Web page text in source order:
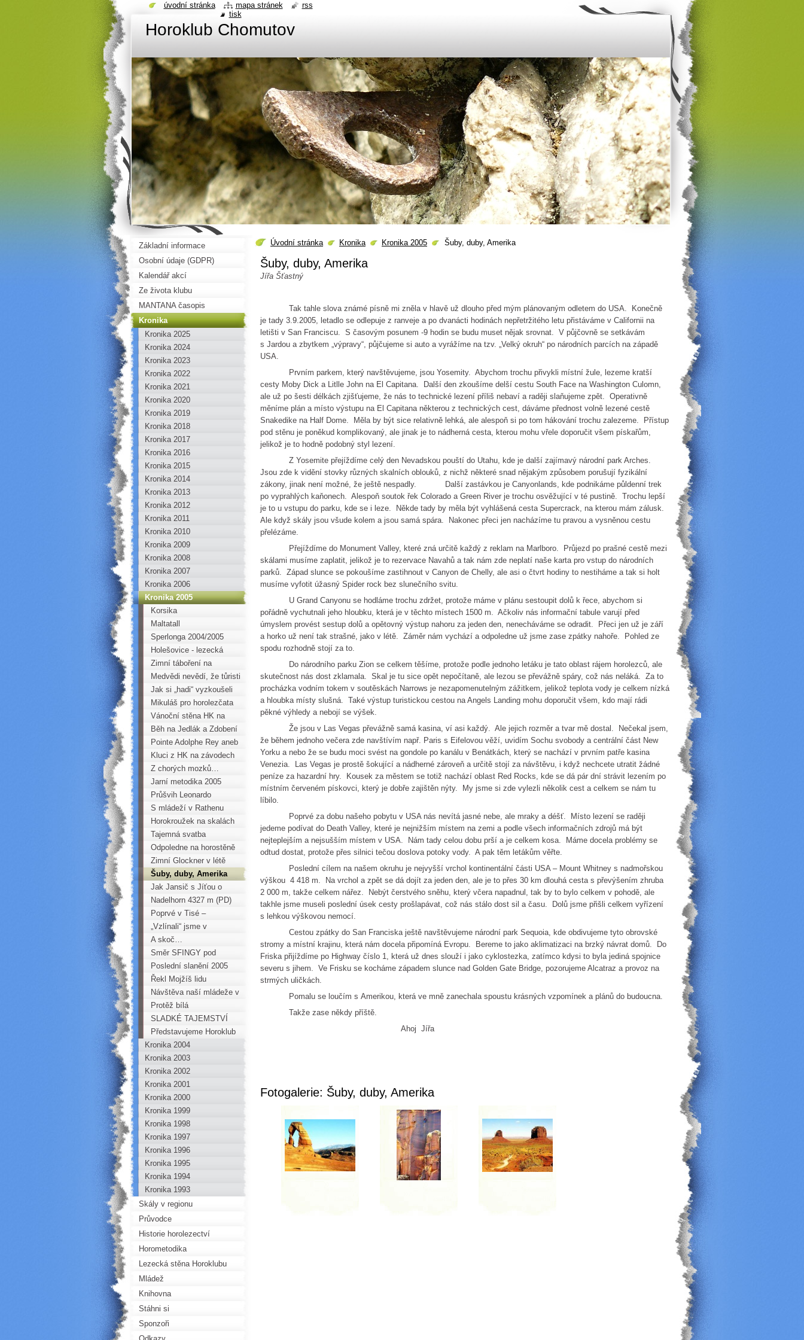
Horoklub Chomutov
Úvodní stránka Kronika Kronika 2005 Šuby, duby, Amerika
Šuby, duby, Amerika
Jířa Šťastný
Tak tahle slova známé písně mi zněla v hlavě už dlouho před mým plánovaným odletem do USA. Konečně
je tady 3.9.2005, letadlo se odlepuje z ranveje a po dvanácti hodinách nepřetržitého letu přistáváme v Californii na
letišti v San Franciscu. S časovým posunem -9 hodin se budu muset nějak srovnat. V půjčovně se setkávám
s Jardou a zbytkem „výpravy“, půjčujeme si auto a vyrážíme na tzv. „Velký okruh“ po národních parcích na západě
USA.
Prvním parkem, který navštěvujeme, jsou Yosemity. Abychom trochu přivykli místní žule, lezeme kratší
cesty Moby Dick a Litlle John na El Capitana. Další den zkoušíme delší cestu South Face na Washington Culomn,
ale už po šesti délkách zjišťujeme, že nás to technické lezení příliš nebaví a raději slaňujeme zpět. Operativně
měníme plán a místo výstupu na El Capitana některou z technických cest, dáváme přednost volně lezené cestě
Snakedike na Half Dome. Měla by být sice relativně lehká, ale alespoň si po tom hákování trochu zalezeme. Přístup
pod stěnu je poněkud komplikovaný, ale jinak je to nádherná cesta, kterou mohu vřele doporučit všem pískařům,
jelikož je to hodně podobný styl lezení.
Z Yosemite přejíždíme celý den Nevadskou pouští do Utahu, kde je další zajímavý národní park Arches.
Jsou zde k vidění stovky různých skalních oblouků, z nichž některé snad nějakým způsobem porušují fyzikální
zákony, jinak není možné, že ještě nespadly. Další zastávkou je Canyonlands, kde podnikáme půldenní trek
po vyprahlých kaňonech. Alespoň soutok řek Colorado a Green River je trochu osvěžující v té pustině. Trochu lepší
je to u vstupu do parku, kde se i leze. Někde tady by měla být vyhlášená cesta Supercrack, na kterou mám zálusk.
Ale když skály jsou všude kolem a jsou samá spára. Nakonec přeci jen nacházíme tu pravou a vysněnou cestu
přelézáme.
Přejíždíme do Monument Valley, které zná určitě každý z reklam na Marlboro. Průjezd po prašné cestě mezi
skálami musíme zaplatit, jelikož je to rezervace Navahů a tak nám zde neplatí naše karta pro vstup do národních
parků. Západ slunce se pokoušíme zastihnout v Canyon de Chelly, ale asi o čtvrt hodiny to nestiháme a tak si holt
musíme vyfotit úžasný Spider rock bez slunečního svitu.
U Grand Canyonu se hodláme trochu zdržet, protože máme v plánu sestoupit dolů k řece, abychom si
pořádně vychutnali jeho hloubku, která je v těchto místech 1500 m. Ačkoliv nás informační tabule varují před
úmyslem provést sestup dolů a opětovný výstup nahoru za jeden den, nenecháváme se odradit. Přeci jen už je září
a horko už není tak strašné, jako v létě. Záměr nám vychází a odpoledne už jsme zase zpátky nahoře. Pohled ze
spodu rozhodně stojí za to.
Do národního parku Zion se celkem těšíme, protože podle jednoho letáku je tato oblast rájem horolezců, ale
skutečnost nás dost zklamala. Skal je tu sice opět nepočítaně, ale lezou se převážně spáry, což nás neláká. Za to
procházka vodním tokem v soutěskách Narrows je nezapomenutelným zážitkem, jelikož teplota vody je celkem nízká
a hloubka místy slušná. Také výstup turistickou cestou na Angels Landing mohu doporučit všem, kdo mají rádi
pěkné výhledy a nebojí se výšek.
Že jsou v Las Vegas převážně samá kasina, ví asi každý. Ale jejich rozměr a tvar mě dostal. Nečekal jsem,
že během jednoho večera zde navštívím např. Paris s Eifelovou věží, uvidím Sochu svobody a centrální část New
Yorku a nebo že se budu moci svést na gondole po kanálu v Benátkách, který se nachází v prvním patře kasina
Venezia. Las Vegas je prostě šokující a nádherné zároveň a určitě stojí za návštěvu, i když nechcete utratit žádné
peníze za hazardní hry. Kousek za městem se totiž nachází oblast Red Rocks, kde se dá pár dní strávit lezením po
místním červeném pískovci, který je dobře zajištěn nýty. My jsme si zde vylezli několik cest a celkem se nám tu
líbilo.
Poprvé za dobu našeho pobytu v USA nás nevítá jasné nebe, ale mraky a déšť. Místo lezení se raději
jedeme podívat do Death Valley, které je nejnižším místem na zemi a podle všech informačních zdrojů má být
nejteplejším a nejsušším místem v USA. Nám tady celou dobu prší a je celkem kosa. Máme docela problémy se
odtud dostat, protože přes silnici tečou doslova potoky vody. A pak těm letákům věřte.
Poslední cílem na našem okruhu je nejvyšší vrchol kontinentální části USA – Mount Whitney s nadmořskou
výškou 4 418 m. Na vrchol a zpět se dá dojít za jeden den, ale je to přes 30 km dlouhá cesta s převýšením zhruba
2 000 m, takže celkem nářez. Nebýt čerstvého sněhu, který včera napadnul, tak by to bylo celkem v pohodě, ale
takhle jsme museli poslední úsek cesty prošlapávat, což nás stálo dost sil a času. Dolů jsme přišli celkem vyřízení
s lehkou výškovou nemocí.
Cestou zpátky do San Franciska ještě navštěvujeme národní park Sequoia, kde obdivujeme tyto obrovské
stromy a místní krajinu, která nám docela připomíná Evropu. Bereme to jako aklimatizaci na brzký návrat domů. Do
Friska přijíždíme po Highway číslo 1, která už dnes slouží i jako cyklostezka, zatímco kdysi to byla jediná spojnice
severu s jihem. Ve Frisku se kocháme západem slunce nad Golden Gate Bridge, pozorujeme Alcatraz a provoz na
strmých uličkách.
Pomalu se loučím s Amerikou, která ve mně zanechala spoustu krásných vzpomínek a plánů do budoucna.
Takže zase někdy příště.
Ahoj Jířa
Fotogalerie: Šuby, duby, Amerika
Základní informace
Osobní údaje (GDPR)
Kalendář akcí
Ze života klubu
MANTANA časopis
Kronika
Kronika 2025
Kronika 2024
Kronika 2023
Kronika 2022
Kronika 2021
Kronika 2020
Kronika 2019
Kronika 2018
Kronika 2017
Kronika 2016
Kronika 2015
Kronika 2014
Kronika 2013
Kronika 2012
Kronika 2011
Kronika 2010
Kronika 2009
Kronika 2008
Kronika 2007
Kronika 2006
Kronika 2005
Korsika
Maltatall
Sperlonga 2004/2005
Holešovice - lezecká
stěna
Zimní táboření na
Medvědí skále
Medvědi nevědí, že tůristi
nemaj zbraně…
Jak si „hadi“ vyzkoušeli
„líbání“ s pneumatikou
Mikuláš pro horolezčata
Vánoční stěna HK na
stěně Horoklubu v Kadani
Běh na Jedlák a Zdobení
vánočního stromečku
Pointe Adolphe Rey aneb
Betembergův zářez
Kluci z HK na závodech
LANEX CUP v Novém
Boru
Z chorých mozků…
Květa
Jarní metodika 2005
Průšvih Leonardo
S mládeží v Rathenu
Horokroužek na skalách
Tajemná svatba
Odpoledne na horostěně
Zimní Glockner v létě
Šuby, duby, Amerika
Jak Jansič s Jíťou o
„Svatební spáru“ přišli!
Nadelhorn 4327 m (PD)
Poprvé v Tisé –
Burschlických stěnách
„Vzlínali“ jsme v
Anglickém Parčíku (Tisá)
A skoč…
Směr SFINGY pod
Měděncem..
Poslední slanění 2005
Řekl Mojžíš lidu
svému….
Návštěva naší mládeže v
Lezeckém centru
MAMUT
Protěž bílá
SLADKÉ TAJEMSTVÍ
Představujeme Horoklub
Chomutov
Kronika 2004
Kronika 2003
Kronika 2002
Kronika 2001
Kronika 2000
Kronika 1999
Kronika 1998
Kronika 1997
Kronika 1996
Kronika 1995
Kronika 1994
Kronika 1993
Skály v regionu
Průvodce
Historie horolezectví
Horometodika
Lezecká stěna Horoklubu
Mládež
Knihovna
Stáhni si
Sponzoři
úvodní stránka mapa stránek
rss
tisk